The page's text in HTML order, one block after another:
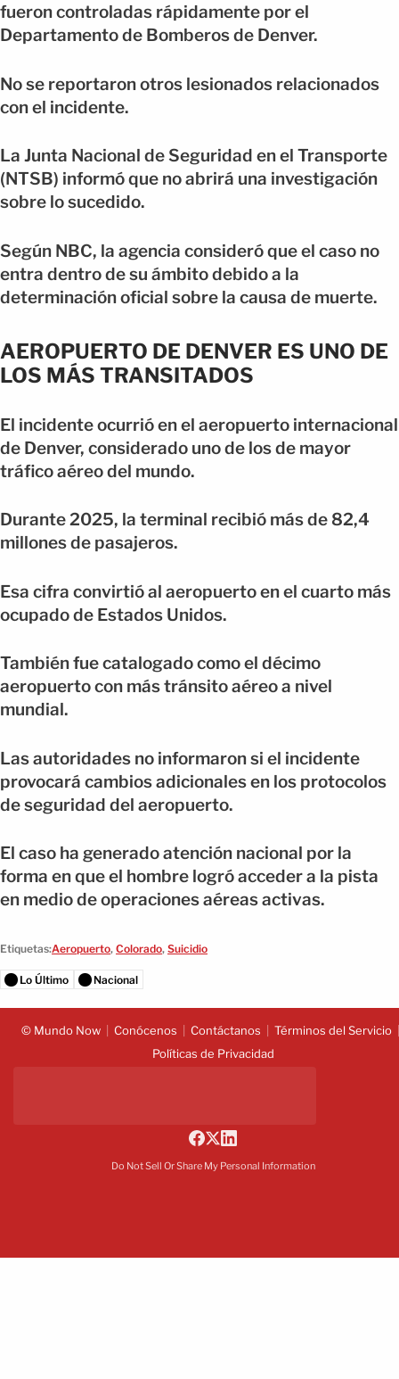
fueron controladas rápidamente por el
Departamento de Bomberos de Denver.
No se reportaron otros lesionados relacionados
con el incidente.
La Junta Nacional de Seguridad en el Transporte
(NTSB) informó que no abrirá una investigación
sobre lo sucedido.
Según NBC, la agencia consideró que el caso no
entra dentro de su ámbito debido a la
determinación oficial sobre la causa de muerte.
AEROPUERTO DE DENVER ES UNO DE
LOS MÁS TRANSITADOS
El incidente ocurrió en el aeropuerto internacional
de Denver, considerado uno de los de mayor
tráfico aéreo del mundo.
Durante 2025, la terminal recibió más de 82,4
millones de pasajeros.
Esa cifra convirtió al aeropuerto en el cuarto más
ocupado de Estados Unidos.
También fue catalogado como el décimo
aeropuerto con más tránsito aéreo a nivel
mundial.
Las autoridades no informaron si el incidente
provocará cambios adicionales en los protocolos
de seguridad del aeropuerto.
El caso ha generado atención nacional por la
forma en que el hombre logró acceder a la pista
en medio de operaciones aéreas activas.
Etiquetas:Aeropuerto, Colorado, Suicidio
Lo Último Nacional
© Mundo Now Conócenos Contáctanos
Términos del Servicio
Políticas de Privacidad
Do Not Sell Or Share My Personal Information